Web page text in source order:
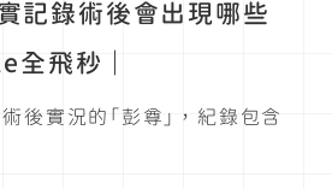
記錄術後會出現哪些
全飛秒｜
後實況的「彭尊」，紀錄包含